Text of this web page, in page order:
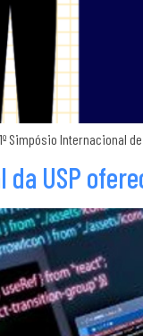
Simpósio
USP